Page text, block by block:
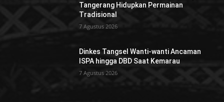
Tangerang Hidupkan Permainan
Tradisional
7 Agustus 2026
Dinkes Tangsel Wanti-wanti Ancaman
ISPA hingga DBD Saat Kemarau
7 Agustus 2026